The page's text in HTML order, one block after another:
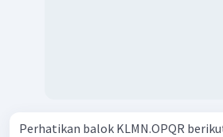
Perhatikan balok KLMN.OPQR berikut! Diagonal